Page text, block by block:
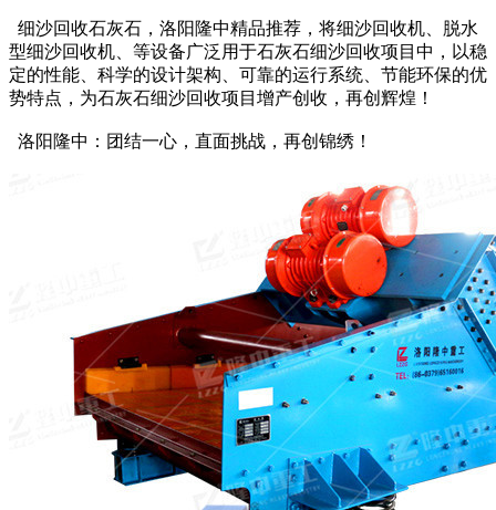
细沙回收石灰石，洛阳隆中精品推荐，将细沙回收机、脱水
型细沙回收机、等设备广泛用于石灰石细沙回收项目中，以稳
定的性能、科学的设计架构、可靠的运行系统、节能环保的优
势特点，为石灰石细沙回收项目增产创收，再创辉煌！
洛阳隆中：团结一心，直面挑战，再创锦绣！